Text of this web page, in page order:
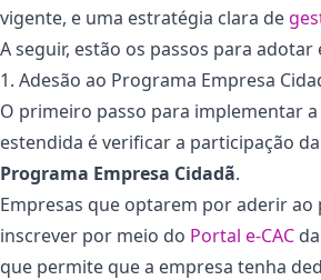
vigente, e uma estratégia clara de
A seguir, estão os passos para adotar
1. Adesão ao Programa Empresa
O primeiro passo para implementar
estendida é verificar a participação
Programa Empresa Cidadã.
Empresas que optarem por aderir
inscrever por meio do Portal e-CAC
que permite que a empresa tenha